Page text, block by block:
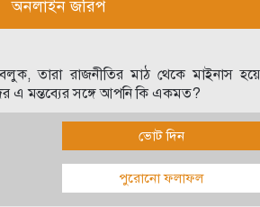
অনলাইন জরিপ
বলুক, তারা রাজনীতির মাঠ থেকে মাইনাস হয়ে
এ মন্তব্যের সঙ্গে আপনি কি একমত?
ভোট দিন
পুরোনো ফলাফল